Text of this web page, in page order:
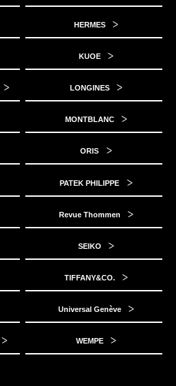
HERMES
KUOE
LONGINES
MONTBLANC
ORIS
PATEK PHILIPPE
Revue Thommen
SEIKO
TIFFANY&CO.
Universal Genève
WEMPE